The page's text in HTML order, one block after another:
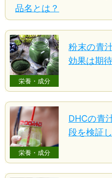
品名とは？
栄養・成分
粉末の青
効果は期
栄養・成分
DHCの青
段を検証